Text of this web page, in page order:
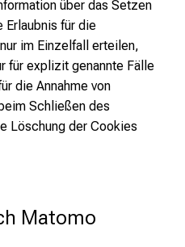
über das Setzen
Erlaubnis für die
im Einzelfall erteilen,
für explizit genannte Fälle
die Annahme von
Schließen des
Löschung der Cookies
Matomo